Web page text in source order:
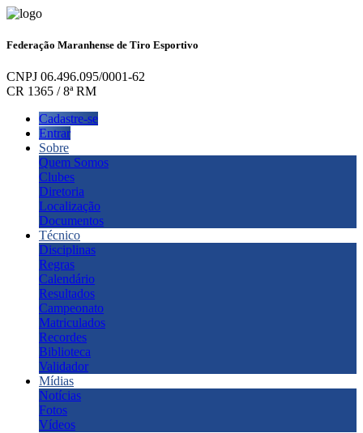
Federação Maranhense de Tiro Esportivo
CNPJ 06.496.095/0001-62
CR 1365 / 8ª RM
Cadastre-se
Entrar
Sobre
Quem Somos
Clubes
Diretoria
Localização
Documentos
Técnico
Disciplinas
Regras
Calendário
Resultados
Campeonato
Matriculados
Recordes
Biblioteca
Validador
Mídias
Notícias
Fotos
Vídeos